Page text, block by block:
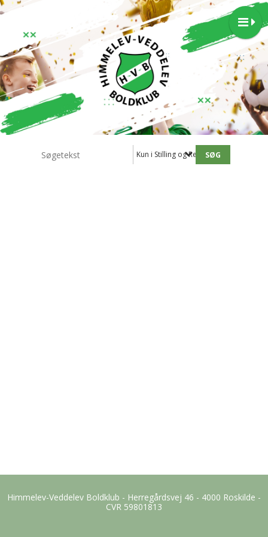
Kun i Stilling og Resultater - 1.holdet
Himmelev-Veddelev Boldklub - Herregårdsvej 46 - 4000 Roskilde -
CVR 59801813